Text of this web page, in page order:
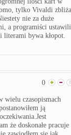
tylko Vivaldi zbliża
nie za duże
a programiści ustawili
literami bywa kłopot.
0
wielu czasopismach
ją
że doskonałe pracuje